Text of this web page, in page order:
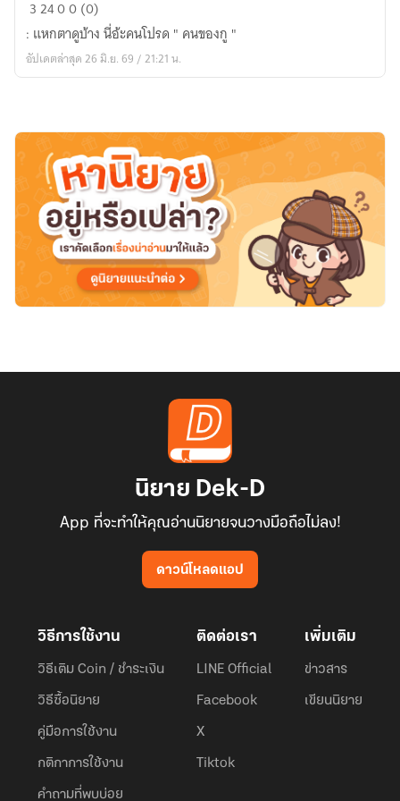
ของ
เปลว
32400 (0)
: แหกตาดูบ้าง นี่อ้ะคนโปรด " คนของกู "
อัปเดตล่าสุด 26 มิ.ย. 69 / 21:21 น.
นิยาย Dek-D
App ที่จะทำให้คุณอ่านนิยายจนวางมือถือไม่ลง!
ดาวน์โหลดแอป
วิธีการใช้งาน
วิธีเติม Coin / ชำระเงิน
วิธีซื้อนิยาย
คู่มือการใช้งาน
กติกาการใช้งาน
คำถามที่พบบ่อย
ติดต่อเรา
LINE Official
Facebook
X
Tiktok
เพิ่มเติม
ข่าวสาร
เขียนนิยาย